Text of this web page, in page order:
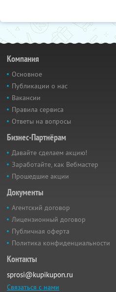
Компания
Основное
Публикации о нас
Вакансии
Правила сервиса
Ответы на вопросы
Бизнес-Партнёрам
Давайте сделаем акцию!
Заработайте, как Вебмастер
Прошедшие акции
Документы
Агентский договор
Лицензионный договор
Публичная оферта
Политика конфиденциальности
Контакты
sprosi@kupikupon.ru
Связаться с нами